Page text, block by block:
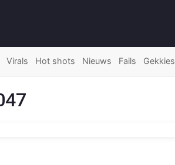
Virals Hot shots Nieuws Fails Gekkies